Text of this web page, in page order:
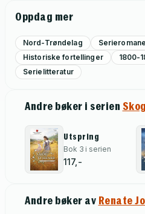
Oppdag mer
Nord-Trøndelag
Historiske fortellinger
1800-
Serielitteratur
Andre bøker i serien
Utspring
Bok 3 i serien
117,-
Andre bøker av Renate